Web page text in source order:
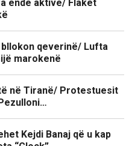
ende aktive/ Flakët
qeverinë/ Lufta
marokenë
në Tiranë/ Protestuesit
Kejdi Banaj që u kap